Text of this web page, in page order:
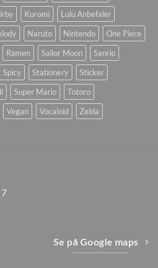
Kuromi
Lulu Anbefaler
Naruto Nintendo
One Piece
Ramen Sailor Moon
Sanrio
Spicy Stationery
Sticker
Super Mario
Totoro
Vegan Vocaloid Zelda
Se på Google maps